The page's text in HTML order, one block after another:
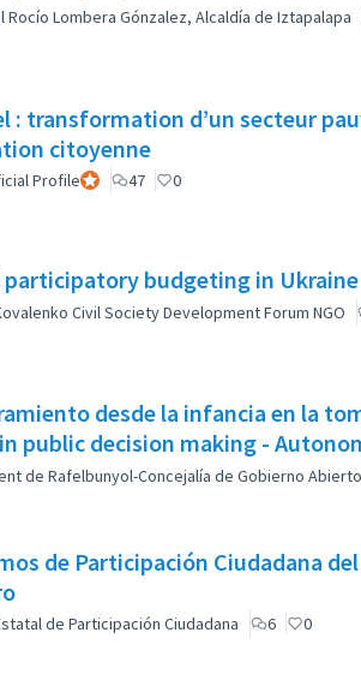
Rocío Lombera Gónzalez, Alcaldía de Iztapalapa
: transformation d’un secteur
citoyenne
ProfileParticipant officiel
47 0
budgeting in Ukraine
Civil Society Development Forum NGO
desde la infancia en la
public decision making -
de Rafelbunyol-Concejalía de Gobierno Abierto
de Participación Ciudadana
de Participación Ciudadana 6 0